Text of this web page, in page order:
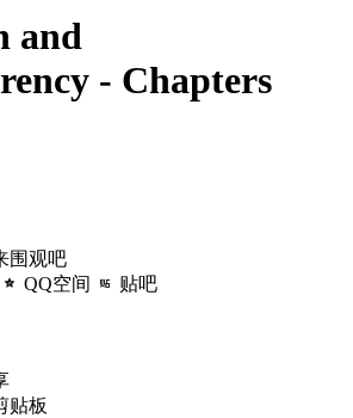
and
- Chapters
围观吧
QQ空间 贴吧
贴板